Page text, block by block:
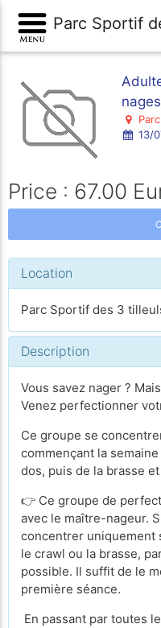
Parc Sportif
13/
Price : 67.00
Location
Parc Sportif des 3
Description
Vous savez nager ?
Venez perfectionner
Ce groupe se
commençant la
dos, puis de la brasse
👉 Ce groupe de
avec le maître-nageur.
concentrer uniquement
le crawl ou la brasse,
possible. Il suffit de le
première séance.
En passant par toutes